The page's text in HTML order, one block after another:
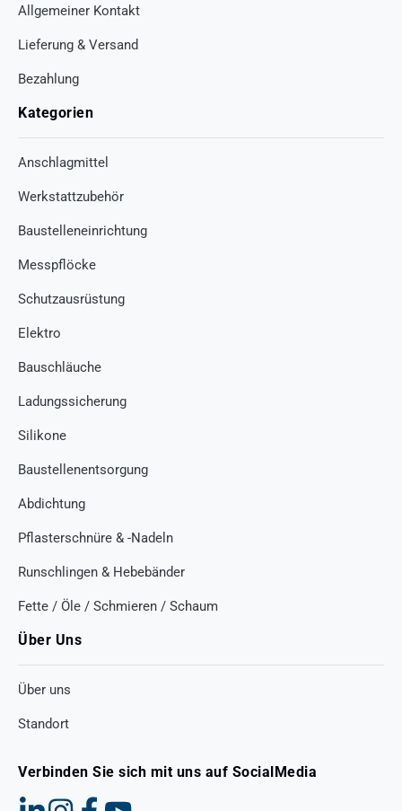
Allgemeiner Kontakt
Lieferung & Versand
Bezahlung
Kategorien
Anschlagmittel
Werkstattzubehör
Baustelleneinrichtung
Messpflöcke
Schutzausrüstung
Elektro
Bauschläuche
Ladungssicherung
Silikone
Baustellenentsorgung
Abdichtung
Pflasterschnüre & -Nadeln
Runschlingen & Hebebänder
Fette / Öle / Schmieren / Schaum
Über Uns
Über uns
Standort
Verbinden Sie sich mit uns auf SocialMedia